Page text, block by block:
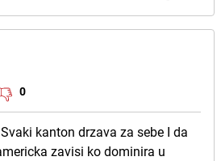
0
kanton drzava za sebe I da
zavisi ko dominira u